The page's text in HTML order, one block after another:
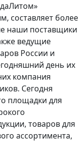
составляет более
наши поставщики
ведущие
России и
день их
компания
Сегодня
площадки для
товаров для
ассортимента,